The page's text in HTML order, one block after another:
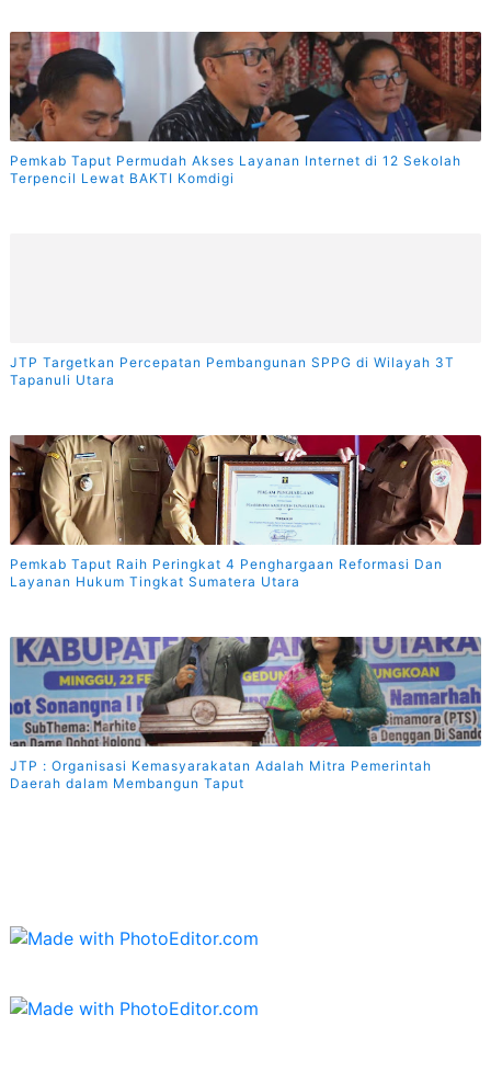
Pemkab Taput Permudah Akses Layanan Internet di 12 Sekolah
Terpencil Lewat BAKTI Komdigi
JTP Targetkan Percepatan Pembangunan SPPG di Wilayah 3T
Tapanuli Utara
Pemkab Taput Raih Peringkat 4 Penghargaan Reformasi Dan
Layanan Hukum Tingkat Sumatera Utara
JTP : Organisasi Kemasyarakatan Adalah Mitra Pemerintah
Daerah dalam Membangun Taput